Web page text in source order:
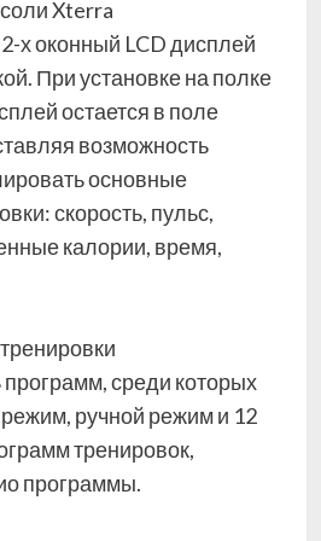
Xterra
х оконный LCD дисплей
При установке на полке
остается в поле
возможность
основные
скорость, пульс,
калории, время,
среди которых
ручной режим и 12
тренировок,
программы.